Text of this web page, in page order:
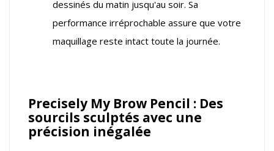
dessinés du matin jusqu'au soir. Sa
performance irréprochable assure que votre
maquillage reste intact toute la journée.
Precisely My Brow Pencil : Des
sourcils sculptés avec une
précision inégalée